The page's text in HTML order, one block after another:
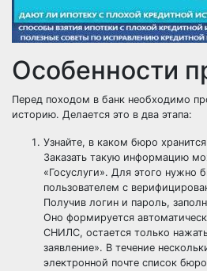
Особенности
Перед походом в банк необходимо
историю. Делается это в два этапа:
Узнайте, в каком бюро
Заказать такую ​​информацию
«Госуслуги». Для этого нужно
пользователем с
Получив логин и пароль,
Оно формируется
СНИЛС, остается только
заявление». В течение
электронной почте список